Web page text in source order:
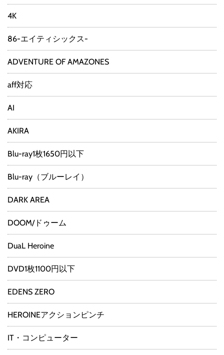
4K
86-エイティシックス-
ADVENTURE OF AMAZONES
aff対応
AI
AKIRA
Blu-ray1枚1650円以下
Blu-ray（ブルーレイ）
DARK AREA
DOOM/ドゥーム
DuaL Heroine
DVD1枚1100円以下
EDENS ZERO
HEROINEアクションピンチ
IT・コンピューター